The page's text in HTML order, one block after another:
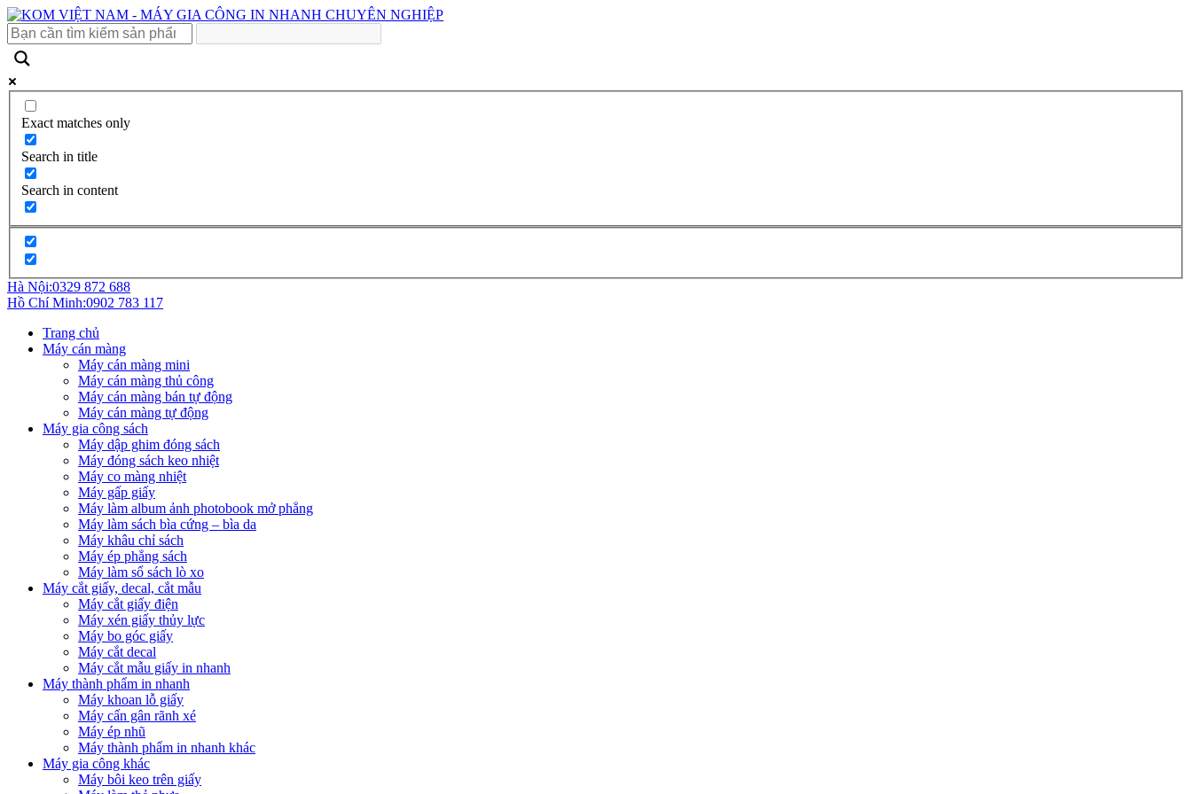
Exact matches only
Search in title
Search in content
Hà Nội:0329 872 688
Hồ Chí Minh:0902 783 117
Trang chủ
Máy cán màng
Máy cán màng mini
Máy cán màng thủ công
Máy cán màng bán tự động
Máy cán màng tự động
Máy gia công sách
Máy dập ghim đóng sách
Máy đóng sách keo nhiệt
Máy co màng nhiệt
Máy gấp giấy
Máy làm album ảnh photobook mở phẳng
Máy làm sách bìa cứng – bìa da
Máy khâu chỉ sách
Máy ép phẳng sách
Máy làm sổ sách lò xo
Máy cắt giấy, decal, cắt mẫu
Máy cắt giấy điện
Máy xén giấy thủy lực
Máy bo góc giấy
Máy cắt decal
Máy cắt mẫu giấy in nhanh
Máy thành phẩm in nhanh
Máy khoan lỗ giấy
Máy cấn gân rãnh xé
Máy ép nhũ
Máy thành phẩm in nhanh khác
Máy gia công khác
Máy bôi keo trên giấy